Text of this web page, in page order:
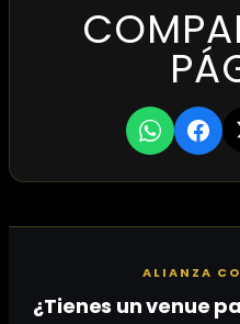
ALIANZA
¿Tienes un venue